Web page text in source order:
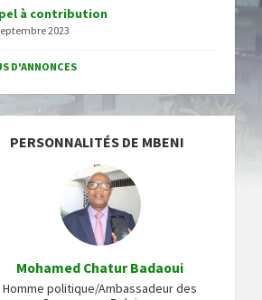
à contribution
2023
D'ANNONCES
PERSONNALITÉS DE MBENI
Mohamed Chatur Badaoui
Homme politique/Ambassadeur des